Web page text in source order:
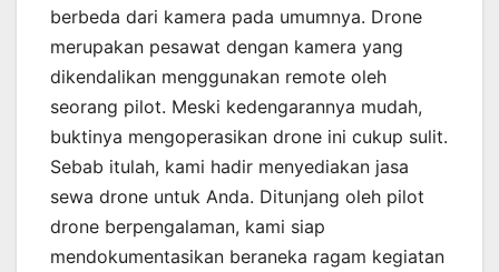
berbeda dari kamera pada umumnya. Drone
merupakan pesawat dengan kamera yang
dikendalikan menggunakan remote oleh
seorang pilot. Meski kedengarannya mudah,
buktinya mengoperasikan drone ini cukup sulit.
Sebab itulah, kami hadir menyediakan jasa
sewa drone untuk Anda. Ditunjang oleh pilot
drone berpengalaman, kami siap
mendokumentasikan beraneka ragam kegiatan